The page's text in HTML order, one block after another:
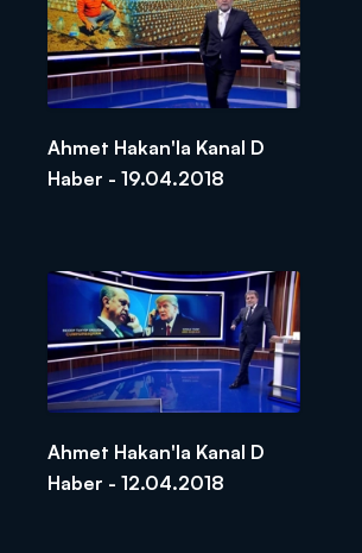
Ahmet Hakan'la Kanal D
Haber - 19.04.2018
Ahmet Hakan'la Kanal D
Haber - 12.04.2018